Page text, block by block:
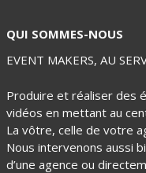
QUI SOMMES-NOUS
EVENT MAKERS, AU
Produire et réaliser des
vidéos en mettant au
La vôtre, celle de votre
Nous intervenons aussi
d’une agence ou